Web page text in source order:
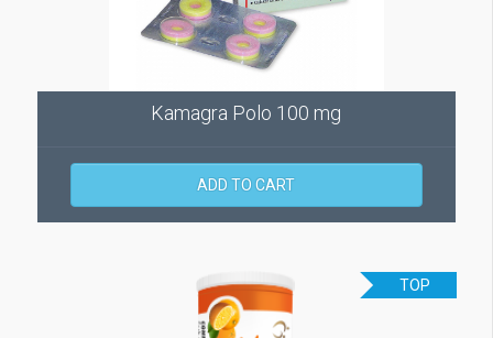
Kamagra Polo 100 mg
ADD TO CART
TOP